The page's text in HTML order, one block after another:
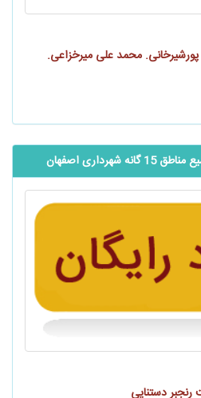
محمد علی میرخزاعی.
اصفهان
دستنایی